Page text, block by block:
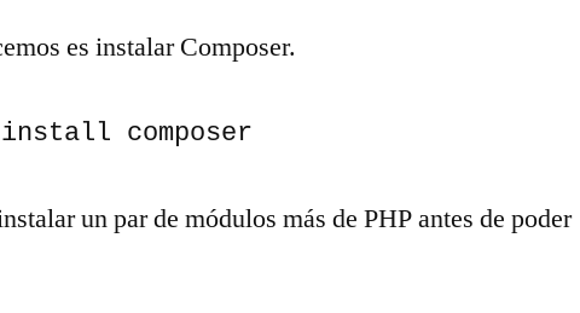
es instalar Composer.
composer
un par de módulos más de PHP antes de poder